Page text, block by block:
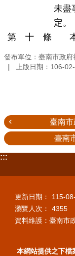
未盡
定。
第 十 條 本辦
發布單位：臺南市政
上版日期：106-
臺南
臺南
:::
更新日期：
115-
瀏覽人次：
4355
資料維護：臺南市
本網站提供之下